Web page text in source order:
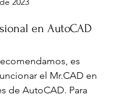
en AutoCAD
es
el Mr.CAD en
de AutoCAD. Para